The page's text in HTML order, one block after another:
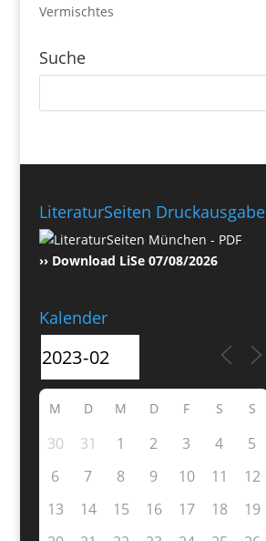
Vermischtes
Suche
LiteraturSeiten Druckausgabe
›› Download LiSe 07/08/2026
Kalender
M D M D F S S
30 31 1 2 3 4
5
6
7 8 9 10 11
12
13
14 15 16 17 18
19